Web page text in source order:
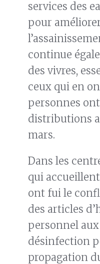
services des
pour
continue
des vivres,
ceux qui en
personnes
distributions
mars.
Dans les
qui
ont fui le
des articles
personnel
désinfection
propagation